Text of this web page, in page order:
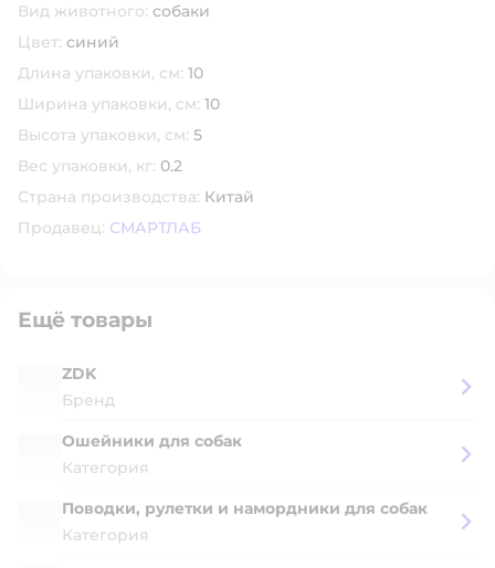
Вид животного: собаки
Цвет: синий
Длина упаковки, см: 10
Ширина упаковки, см: 10
Высота упаковки, см: 5
Вес упаковки, кг: 0.2
Страна производства: Китай
Продавец: СМАРТЛАБ
Ещё товары
ZDK
Бренд
Ошейники для собак
Категория
Поводки, рулетки и намордники для собак
Категория